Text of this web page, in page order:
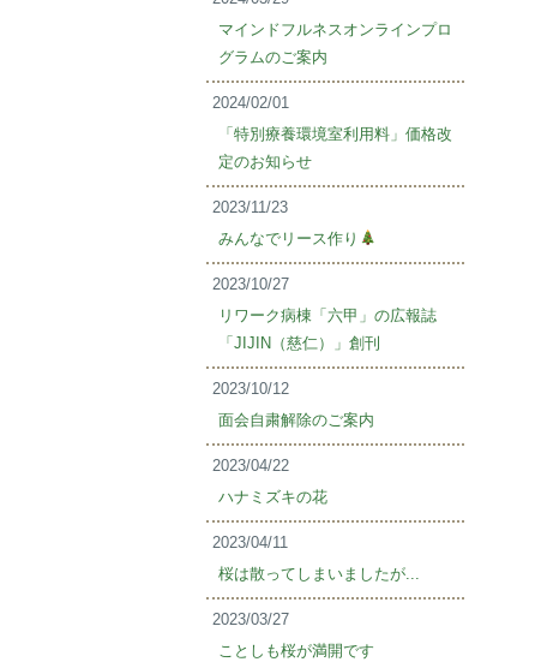
マインドフルネスオンラインプロ
グラムのご案内
2024/02/01
「特別療養環境室利用料」価格改
定のお知らせ
2023/11/23
みんなでリース作り
2023/10/27
リワーク病棟「六甲」の広報誌
「JIJIN（慈仁）」創刊
2023/10/12
面会自粛解除のご案内
2023/04/22
ハナミズキの花
2023/04/11
桜は散ってしまいましたが...
2023/03/27
ことしも桜が満開です